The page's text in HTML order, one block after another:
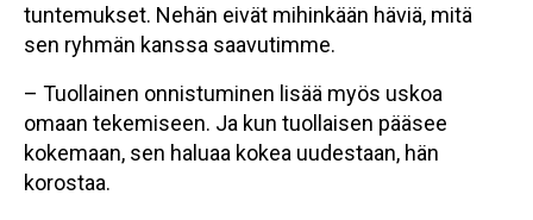
tuntemukset. Nehän eivät mihinkään häviä, mitä
sen ryhmän kanssa saavutimme.
– Tuollainen onnistuminen lisää myös uskoa
omaan tekemiseen. Ja kun tuollaisen pääsee
kokemaan, sen haluaa kokea uudestaan, hän
korostaa.